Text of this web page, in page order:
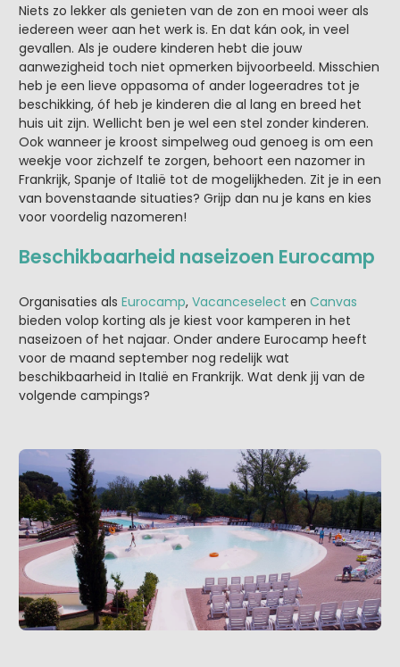
Niets zo lekker als genieten van de zon en mooi weer als
iedereen weer aan het werk is. En dat kán ook, in veel
gevallen. Als je oudere kinderen hebt die jouw
aanwezigheid toch niet opmerken bijvoorbeeld. Misschien
heb je een lieve oppasoma of ander logeeradres tot je
beschikking, óf heb je kinderen die al lang en breed het
huis uit zijn. Wellicht ben je wel een stel zonder kinderen.
Ook wanneer je kroost simpelweg oud genoeg is om een
weekje voor zichzelf te zorgen, behoort een nazomer in
Frankrijk, Spanje of Italië tot de mogelijkheden. Zit je in een
van bovenstaande situaties? Grijp dan nu je kans en kies
voor voordelig nazomeren!
Beschikbaarheid naseizoen Eurocamp
Organisaties als Eurocamp, Vacanceselect en Canvas
bieden volop korting als je kiest voor kamperen in het
naseizoen of het najaar. Onder andere Eurocamp heeft
voor de maand september nog redelijk wat
beschikbaarheid in Italië en Frankrijk. Wat denk jij van de
volgende campings?